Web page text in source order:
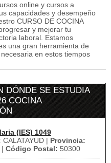
online y cursos a
capacidades y desempeño
CURSO DE COCINA
y mejorar tu
laboral. Estamos
una gran herramienta de
en estos tiempos
DÓNDE SE ESTUDIA
COCINA
(IES) 1049
CALATAYUD | Provincia:
| Código Postal: 50300